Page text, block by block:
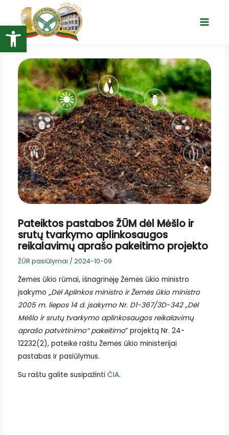
Open toolbar
turinio
Main
Pateiktos pastabos ŽŪM dėl Mėšlo ir
srutų tvarkymo aplinkosaugos
reikalavimų aprašo pakeitimo projekto
ŽŪR pasiūlymai / 2024-10-09
Žemės ūkio rūmai, išnagrinėję Žemės ūkio ministro
įsakymo „Dėl Aplinkos ministro ir Žemės ūkio ministro
2005 m. liepos 14 d. įsakymo Nr. D1-367/3D-342 „Dėl
Mėšlo ir srutų tvarkymo aplinkosaugos reikalavimų
aprašo patvirtinimo“ pakeitimo” projektą Nr. 24-
12232(2), pateikė raštu Žemės ūkio ministerijai
pastabas ir pasiūlymus.
Su raštu galite susipažinti ČIA.